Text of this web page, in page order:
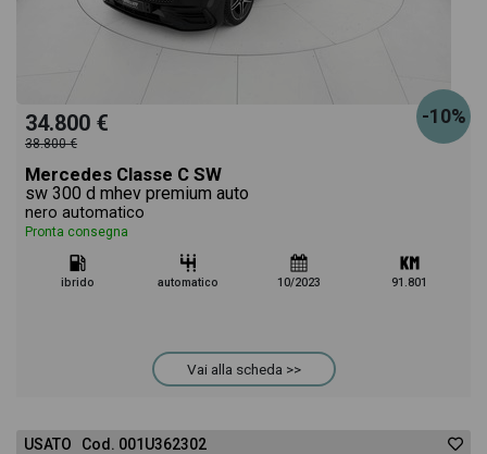
-10%
34.800 €
38.800 €
Mercedes Classe C SW
sw 300 d mhev premium auto
nero automatico
Pronta consegna
ibrido automatico 10/2023 91.801
Vai alla scheda >>
USATO Cod. 001U362302